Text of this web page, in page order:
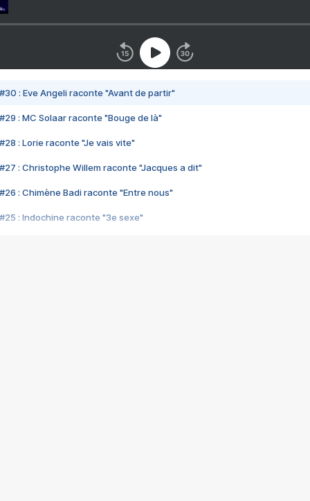
#30 : Eve Angeli raconte "Avant de partir"
#29 : MC Solaar raconte "Bouge de là"
#28 : Lorie raconte "Je vais vite"
#27 : Christophe Willem raconte "Jacques a dit"
#26 : Chimène Badi raconte "Entre nous"
#25 : Indochine raconte "3e sexe"